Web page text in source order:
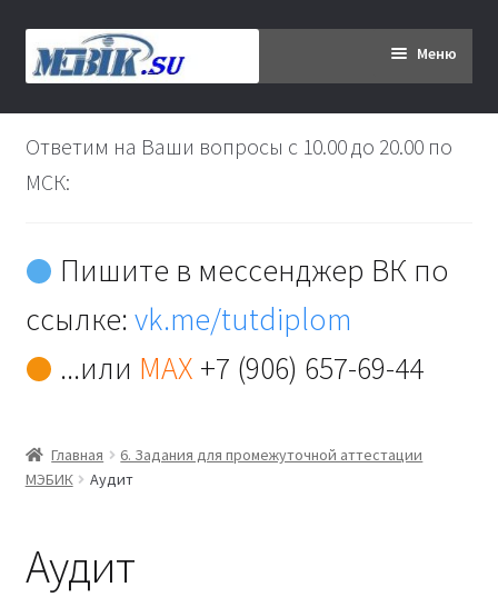
Перейти
к
Перейти
к
Меню
Главная
Дипломникам
Контакты
Оферта
Ответим на Ваши вопросы с 10.00 до 20.00 по
МСК:
Пишите в мессенджер ВК по
ссылке:vk.me/tutdiplom
...или MAX +7 (906) 657-69-44
Главная
6. Задания для промежуточной аттестации
МЭБИК
Аудит
Аудит